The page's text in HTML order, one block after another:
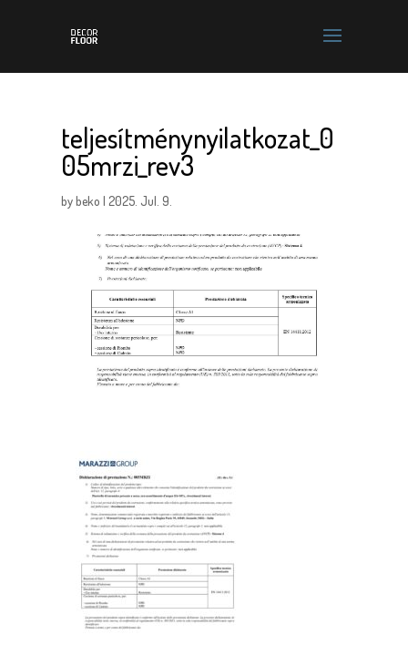
teljesítménynyilatkozat_0
05mrzi_rev3
bybeko |2025. Jul. 9.